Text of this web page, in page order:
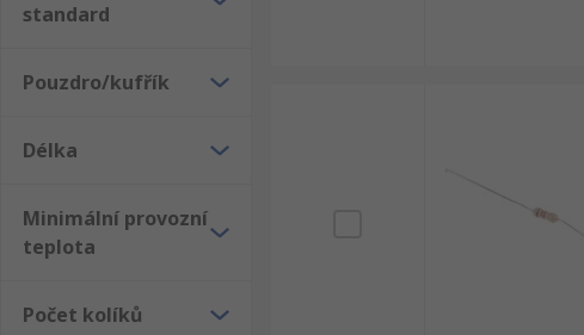
standard
Pouzdro/kufřík
Délka
Minimální provozní
teplota
Počet kolíků